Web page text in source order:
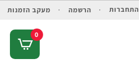
התחברות הרשמה מעקב הזמנות
0